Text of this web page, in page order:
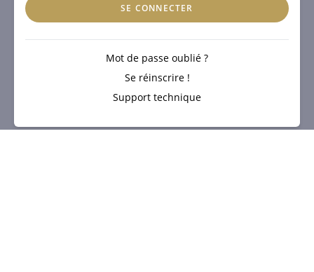
SE CONNECTER
Mot de passe oublié ?
Se réinscrire !
Support technique